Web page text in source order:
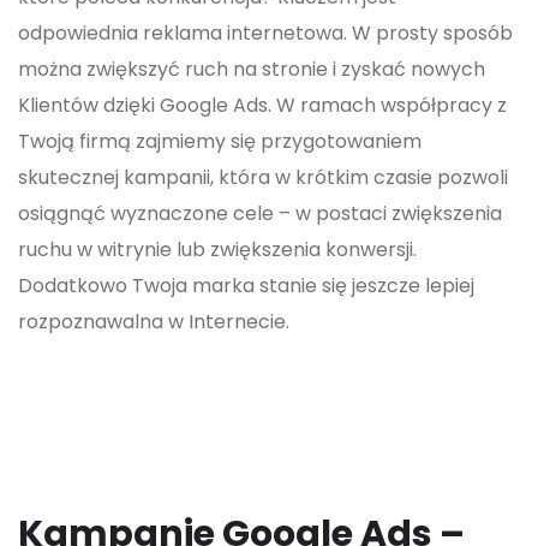
odpowiednia reklama internetowa. W prosty sposób
można zwiększyć ruch na stronie i zyskać nowych
Klientów dzięki Google Ads. W ramach współpracy z
Twoją firmą zajmiemy się przygotowaniem
skutecznej kampanii, która w krótkim czasie pozwoli
osiągnąć wyznaczone cele – w postaci zwiększenia
ruchu w witrynie lub zwiększenia konwersji.
Dodatkowo Twoja marka stanie się jeszcze lepiej
rozpoznawalna w Internecie.
Kampanie Google Ads –